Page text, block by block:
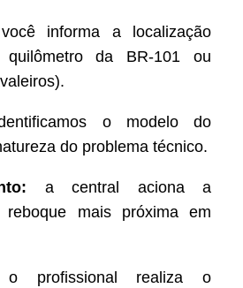
informa a localização
da BR-101 ou
o modelo do
do problema técnico.
a central aciona a
reboque mais próxima em
profissional realiza o